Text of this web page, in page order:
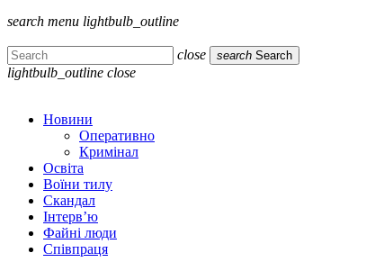
search menu lightbulb_outline
close search Search
lightbulb_outline close
Новини
Оперативно
Кримінал
Освіта
Воїни тилу
Скандал
Інтерв’ю
Файні люди
Співпраця